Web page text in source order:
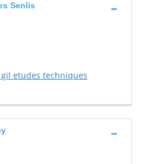
Senlis
etudes techniques